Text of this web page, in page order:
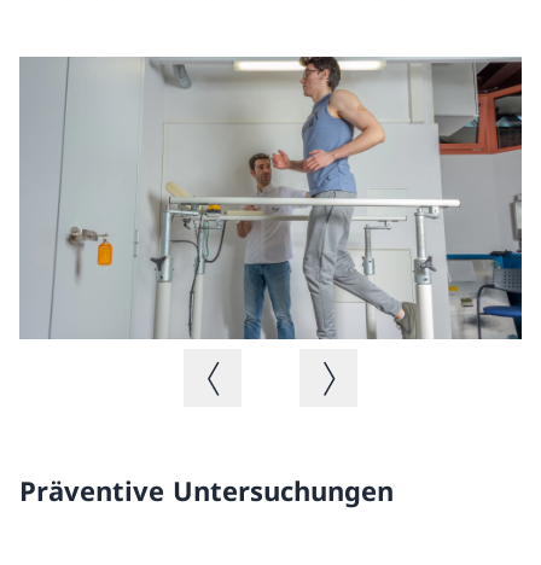
Vorheriges BildNächstes Bild
Präventive Untersuchungen